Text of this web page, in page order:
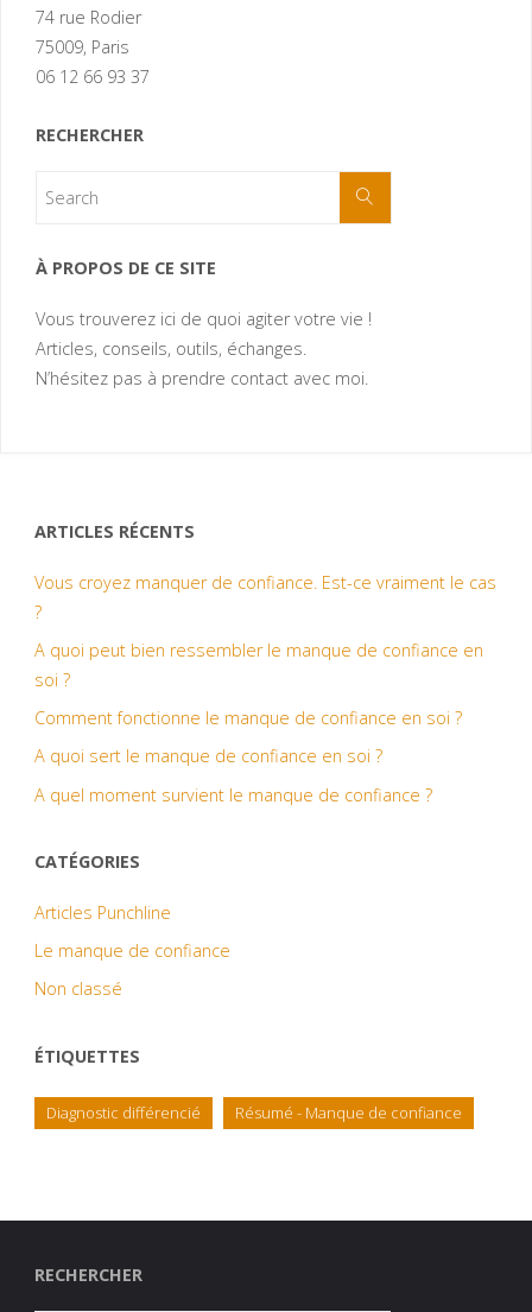
74 rue Rodier
75009, Paris
06 12 66 93 37
RECHERCHER
À PROPOS DE CE SITE
Vous trouverez ici de quoi agiter votre vie !
Articles, conseils, outils, échanges.
N’hésitez pas à prendre contact avec moi.
ARTICLES RÉCENTS
Vous croyez manquer de confiance. Est-ce vraiment le cas
?
A quoi peut bien ressembler le manque de confiance en
soi ?
Comment fonctionne le manque de confiance en soi ?
A quoi sert le manque de confiance en soi ?
A quel moment survient le manque de confiance ?
CATÉGORIES
Articles Punchline
Le manque de confiance
Non classé
ÉTIQUETTES
Diagnostic différencié Résumé - Manque de confiance
RECHERCHER